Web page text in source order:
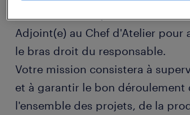
Adjoint(e) au Chef d'Atelier pour
le bras droit du responsable.
Votre mission consistera à
et à garantir le bon déroulement
l'ensemble des projets, de la